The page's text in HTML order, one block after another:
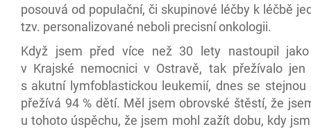
posouvá od populační, či skupinové léčby k léčbě
tzv. personalizované neboli precisní onkologii.
Když jsem před více než 30 lety nastoupil jako
v Krajské nemocnici v Ostravě, tak přežívalo
s akutní lymfoblastickou leukemií, dnes se stejnou
přežívá 94 % dětí. Měl jsem obrovské štěstí, že
u tohoto úspěchu, že jsem mohl zažít dobu, kdy